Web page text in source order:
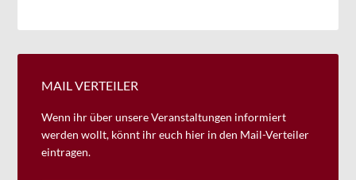
MAIL VERTEILER
Wenn ihr über unsere Veranstaltungen informiert
werden wollt, könnt ihr euch hier in den Mail-Verteiler
eintragen.